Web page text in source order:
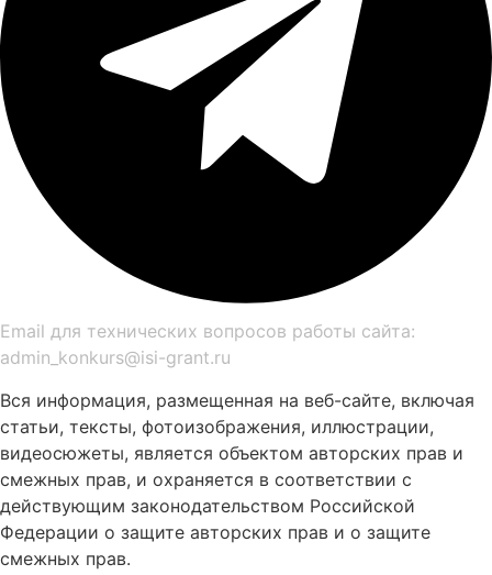
Email для технических вопросов работы сайта:
admin_konkurs@isi-grant.ru
Вся информация, размещенная на веб-сайте, включая
статьи, тексты, фотоизображения, иллюстрации,
видеосюжеты, является объектом авторских прав и
смежных прав, и охраняется в соответствии с
действующим законодательством Российской
Федерации о защите авторских прав и о защите
смежных прав.